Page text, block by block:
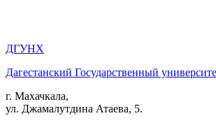
ДГУНХ
Дагестанский Государственный
г. Махачкала,
ул. Джамалутдина Атаева, 5.